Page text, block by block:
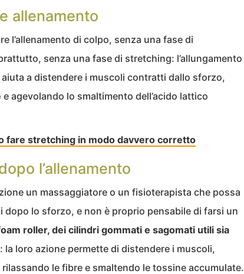
allenamento
l’allenamento di colpo, senza una fase di
senza una fase di stretching: l’allungamento
a distendere i muscoli contratti dallo sforzo,
e agevolando lo smaltimento dell’acido lattico
fare stretching in modo davvero corretto
l’allenamento
un massaggiatore o un fisioterapista che possa
dopo lo sforzo, e non è proprio pensabile di farsi un
roller, dei cilindri gommati e sagomati utili sia
: la loro azione permette di distendere i muscoli,
le fibre e smaltendo le tossine accumulate.